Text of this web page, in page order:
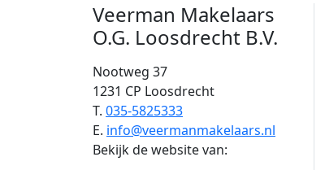
Veerman Makelaars
O.G. Loosdrecht B.V.
Nootweg 37
1231 CP Loosdrecht
T. 035-5825333
E. info@veermanmakelaars.nl
Bekijk de website van: